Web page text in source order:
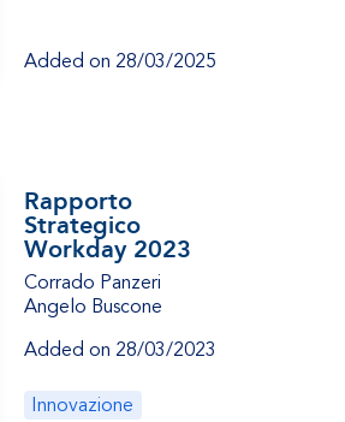
Added on 28/03/2025
Rapporto
Strategico
Workday 2023
Corrado Panzeri
Angelo Buscone
Added on 28/03/2023
Innovazione